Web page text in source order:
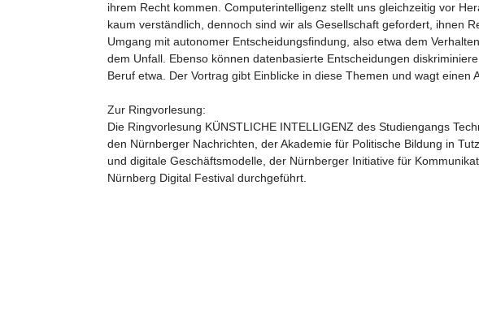
ihrem Recht kommen. Computerintelligenz stellt uns gleichzeitig vor
kaum verständlich, dennoch sind wir als Gesellschaft gefordert, ihnen
Umgang mit autonomer Entscheidungsfindung, also etwa dem
dem Unfall. Ebenso können datenbasierte Entscheidungen
Beruf etwa. Der Vortrag gibt Einblicke in diese Themen und wagt einen
Zur Ringvorlesung:
Die Ringvorlesung KÜNSTLICHE INTELLIGENZ des Studiengangs
den Nürnberger Nachrichten, der Akademie für Politische Bildung in
und digitale Geschäftsmodelle, der Nürnberger Initiative für
Nürnberg Digital Festival durchgeführt.